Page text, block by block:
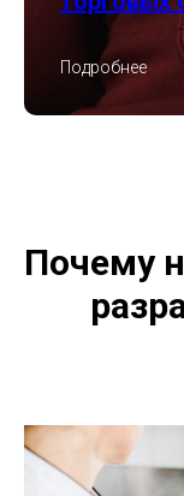
Подробнее
Почему